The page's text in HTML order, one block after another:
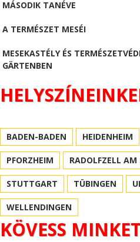
MÁSODIK TANÉVE
A TERMÉSZET MESÉI
MESEKASTÉLY ÉS
GÄRTENBEN
BADEN-BADEN HEIDENHEIM
PFORZHEIM RADOLFZELL AM
STUTTGART TÜBINGEN
WELLENDINGEN
KÖVESS